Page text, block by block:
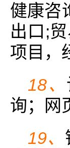
健康咨
出口;
项目，
18、
询；网
19、